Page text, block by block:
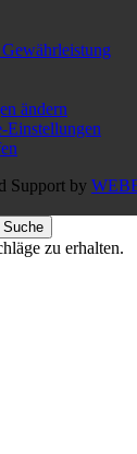
ändern
Einstellungen
Support by
Suche
zu erhalten.